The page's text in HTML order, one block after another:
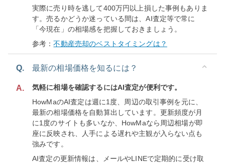
実際に売り時を逃して400万円以上損した事例もありま
す。売るかどうか迷っている間は、AI査定等で常に
「今現在」の相場感を把握しておきましょう。
参考：不動産売却のベストタイミングは？
Q. 最新の相場価格を知るには？
A.
気軽に相場を確認するにはAI査定が便利です。
HowMaのAI査定は週に1度、周辺の取引事例を元に、
最新の相場価格を自動算出しています。更新頻度が月
に1度のサイトも多いなか、HowMaなら周辺相場が即
座に反映され、人手による遅れや主観が入らない点も
強みです。
AI査定の更新情報は、メールやLINEで定期的に受け取